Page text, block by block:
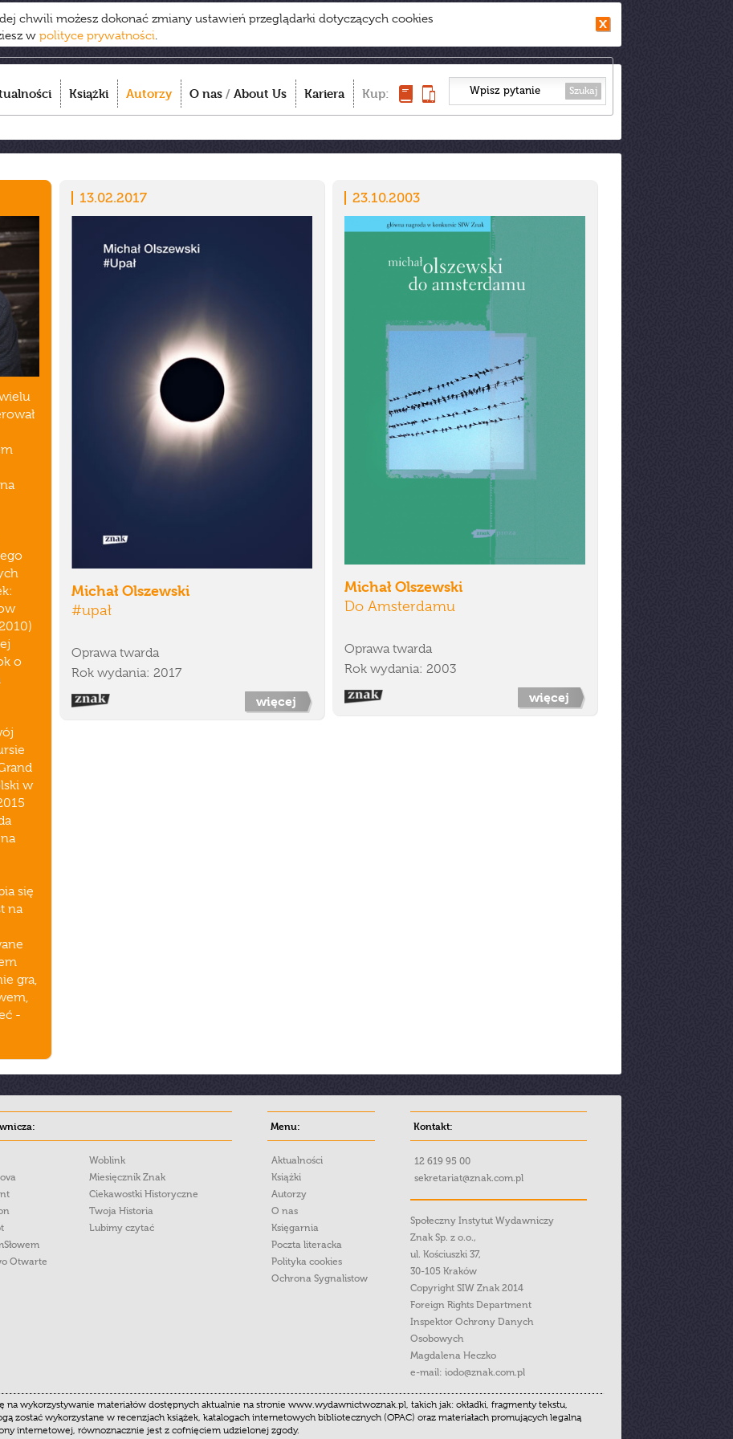
chwili możesz dokonać zmiany ustawień przeglądarki dotyczących cookies
w polityce prywatności.
Książki Autorzy O nas / About Us Kariera Kup: Szukaj
o
w
się
na
gra,
-
13.02.2017
Michał Olszewski
#upał
Oprawa twarda
Rok wydania: 2017
więcej
23.10.2003
Michał Olszewski
Do Amsterdamu
Oprawa twarda
Rok wydania: 2003
więcej
Otwarte
Woblink
Miesięcznik Znak
Ciekawostki Historyczne
Twoja Historia
Lubimy czytać
Menu:
Aktualności
Książki
Autorzy
O nas
Księgarnia
Poczta literacka
Polityka cookies
Ochrona Sygnalistow
Kontakt:
12 619 95 00
sekretariat@znak.com.pl
Społeczny Instytut Wydawniczy
Znak Sp. z o.o.,
ul. Kościuszki 37,
30-105 Kraków
Copyright SIW Znak 2014
Foreign Rights Department
Inspektor Ochrony Danych
Osobowych
Magdalena Heczko
e-mail: iodo@znak.com.pl
na wykorzystywanie materiałów dostępnych aktualnie na stronie www.wydawnictwoznak.pl, takich jak: okładki, fragmenty tekstu,
zostać wykorzystane w recenzjach książek, katalogach internetowych bibliotecznych (OPAC) oraz materiałach promujących legalną
internetowej, równoznacznie jest z cofnięciem udzielonej zgody.